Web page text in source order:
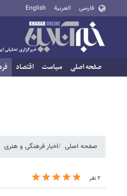
فارسی العربية English
صفحه اصلی سیاست اقتصاد
صفحه اصلی اخبار فرهنگی و هنری
۲ نفر